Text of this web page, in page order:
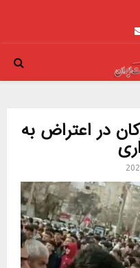
Email
در اعتراض به